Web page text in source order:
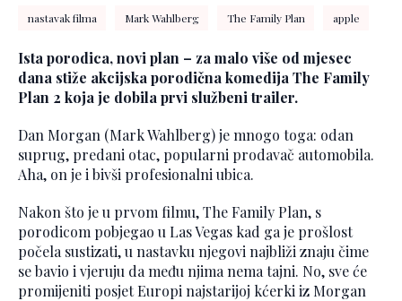
nastavak filma Mark Wahlberg The Family Plan apple
Ista porodica, novi plan – za malo više od mjesec
dana stiže akcijska porodična komedija The Family
Plan 2 koja je dobila prvi službeni trailer.
Dan Morgan (Mark Wahlberg) je mnogo toga: odan
suprug, predani otac, popularni prodavač automobila.
Aha, on je i bivši profesionalni ubica.
Nakon što je u prvom filmu, The Family Plan, s
porodicom pobjegao u Las Vegas kad ga je prošlost
počela sustizati, u nastavku njegovi najbliži znaju čime
se bavio i vjeruju da među njima nema tajni. No, sve će
promijeniti posjet Europi najstarijoj kćerki iz Morgan